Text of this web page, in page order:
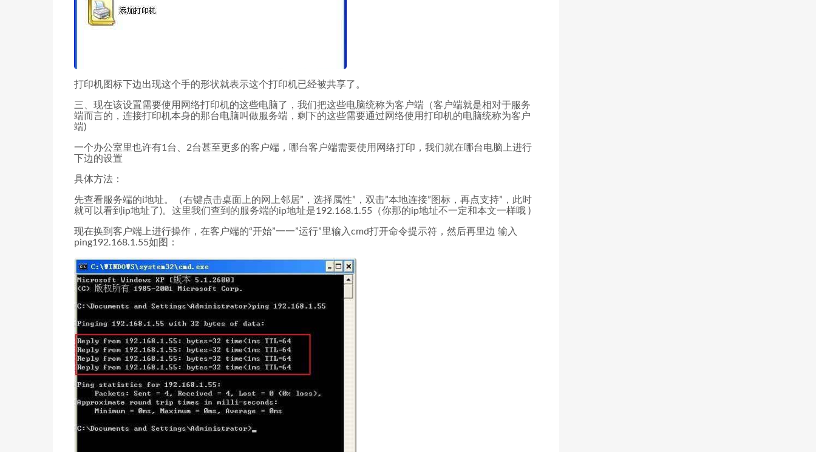
打印机图标下边出现这个手的形状就表示这个打印机已经被共享了。
三、现在该设置需要使用网络打印机的这些电脑了，我们把这些电脑统称为客户端（客户端就是相对于服务
端而言的，连接打印机本身的那台电脑叫做服务端，剩下的这些需要通过网络使用打印机的电脑统称为客户
端)
一个办公室里也许有1台、2台甚至更多的客户端，哪台客户端需要使用网络打印，我们就在哪台电脑上进行
下边的设置
具体方法：
先查看服务端的i地址。（右键点击桌面上的网上邻居”，选择属性”，双击”本地连接”图标，再点支持”，此时
就可以看到ip地址了)。这里我们查到的服务端的ip地址是192.168.1.55（你那的ip地址不一定和本文一样哦 )
现在换到客户端上进行操作，在客户端的“开始”一一”运行”里输入cmd打开命令提示符，然后再里边 输入
ping192.168.1.55如图：